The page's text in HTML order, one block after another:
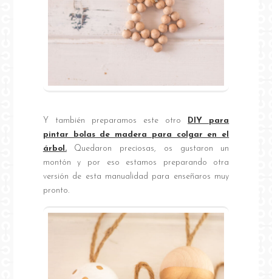
Y también preparamos este otro
DIY para
pintar bolas de madera para colgar en el
árbol.Quedaron preciosas, os gustaron un
montón y por eso estamos preparando otra
versión de esta manualidad para enseñaros muy
pronto.